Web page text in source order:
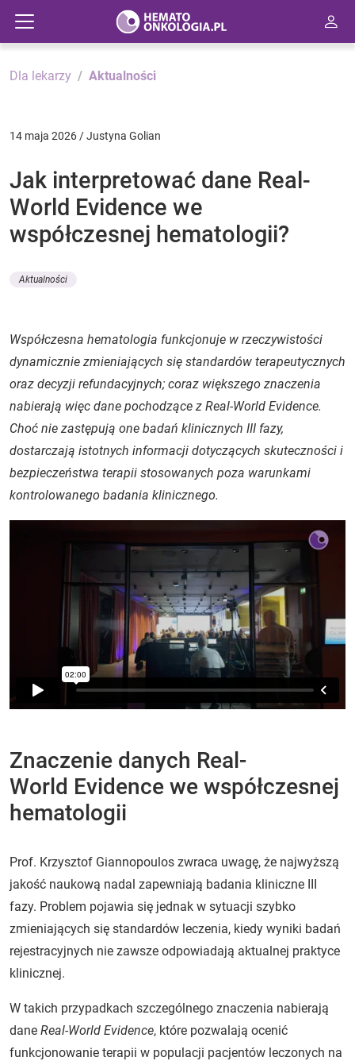
Dla lekarzy Aktualności
14 maja 2026 / Justyna Golian
Jak interpretować dane Real-
World Evidence we
współczesnej hematologii?
Aktualności
Współczesna hematologia funkcjonuje w rzeczywistości
dynamicznie zmieniających się standardów terapeutycznych
oraz decyzji refundacyjnych; coraz większego znaczenia
nabierają więc dane pochodzące z Real-World Evidence.
Choć nie zastępują one badań klinicznych III fazy,
dostarczają istotnych informacji dotyczących skuteczności i
bezpieczeństwa terapii stosowanych poza warunkami
kontrolowanego badania klinicznego.
Znaczenie danych Real-
World Evidence we współczesnej
hematologii
Prof. Krzysztof Giannopoulos zwraca uwagę, że najwyższą
jakość naukową nadal zapewniają badania kliniczne III
fazy. Problem pojawia się jednak w sytuacji szybko
zmieniających się standardów leczenia, kiedy wyniki badań
rejestracyjnych nie zawsze odpowiadają aktualnej praktyce
klinicznej.
W takich przypadkach szczególnego znaczenia nabierają
dane Real-World Evidence, które pozwalają ocenić
funkcjonowanie terapii w populacji pacjentów leczonych na